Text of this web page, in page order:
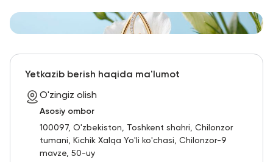
Yetkazib berish haqida ma'lumot
O'zingiz olish
Asosiy ombor
100097, O'zbekiston, Toshkent shahri, Chilonzor
tumani, Kichik Xalqa Yo'li ko'chasi, Chilonzor-9
mavze, 50-uy